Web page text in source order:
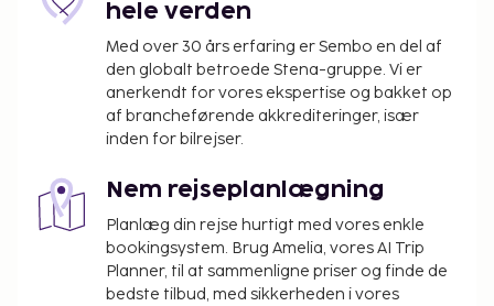
hele verden
Med over 30 års erfaring er Sembo en del af
den globalt betroede Stena-gruppe. Vi er
anerkendt for vores ekspertise og bakket op
af brancheførende akkrediteringer, især
inden for bilrejser.
Nem rejseplanlægning
Planlæg din rejse hurtigt med vores enkle
bookingsystem. Brug Amelia, vores AI Trip
Planner, til at sammenligne priser og finde de
bedste tilbud, med sikkerheden i vores